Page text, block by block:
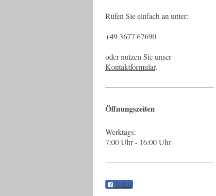
Rufen Sie einfach an unter:
+49 3677 67690
oder nutzen Sie unser
Kontaktformular.
Öffnungszeiten
Werktags:
7:00 Uhr - 16:00 Uhr
Teilen